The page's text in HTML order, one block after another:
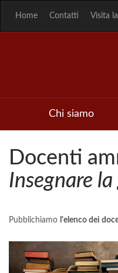
Home Contatti Visita
Chi siamo
Docenti
Insegnare
Pubblichiamo l'elenco dei